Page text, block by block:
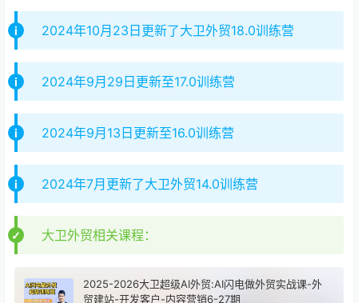
2024年10月23日更新了大卫外贸18.0训练营
2024年9月29日更新至17.0训练营
2024年9月13日更新至16.0训练营
2024年7月更新了大卫外贸14.0训练营
大卫外贸相关课程：
2025-2026大卫超级AI外贸:AI闪电做外贸实战课-外
贸建站-开发客户-内容营销6-27期